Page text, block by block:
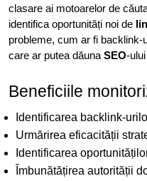
clasare ai motoarelor de
identifica oportunități noi de
probleme, cum ar fi
care ar putea dăuna SEO-
Beneficiile
Identificarea backlink-
Urmărirea eficacității
Identificarea
Îmbunătățirea autorității